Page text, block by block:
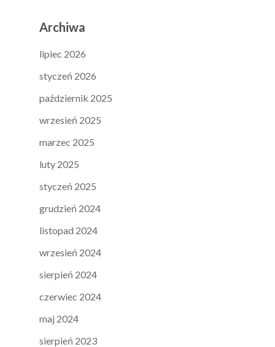
Archiwa
lipiec 2026
styczeń 2026
październik 2025
wrzesień 2025
marzec 2025
luty 2025
styczeń 2025
grudzień 2024
listopad 2024
wrzesień 2024
sierpień 2024
czerwiec 2024
maj 2024
sierpień 2023